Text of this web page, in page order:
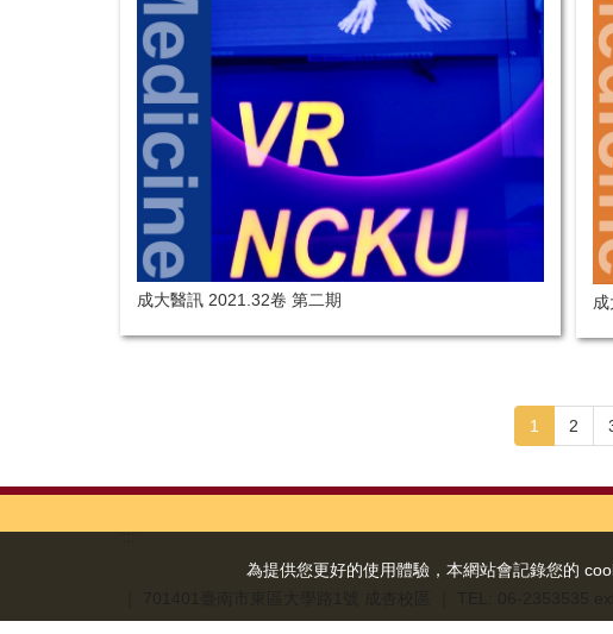
成大醫訊 2021.32卷 第二期
1 2
:::
為提供您更好的使用體驗，本網站會記錄您的